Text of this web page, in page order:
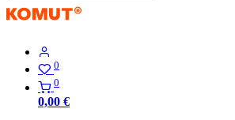
0
0
0,00 €